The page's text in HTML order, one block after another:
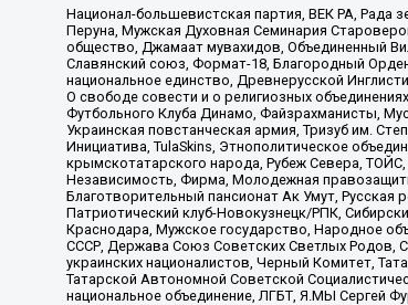
Национал-большевистская партия, ВЕК РА, Рада
Перуна, Мужская Духовная Семинария
общество, Джамаат мувахидов, Объединенный
Славянский союз, Формат-18, Благородный
национальное единство, Древнерусской
О свободе совести и о религиозных
Футбольного Клуба Динамо, Файзрахманисты,
Украинская повстанческая армия, Тризуб им.
Инициатива, TulaSkins, Этнополитическое
крымскотатарского народа, Рубеж Севера,
Независимость, Фирма, Молодежная
Благотворительный пансионат Ак Умут, Русская
Патриотический клуб-Новокузнецк/РПК,
Краснодара, Мужское государство, Народное
СССР, Держава Союз Советских Светлых Родов,
украинских националистов, Черный Комитет,
Татарской Автономной Советской
национальное объединение, ЛГБТ, Я.МЫ Сергей